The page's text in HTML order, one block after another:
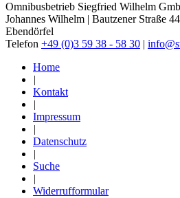
Omnibusbetrieb Siegfried Wilhelm
Johannes Wilhelm | Bautzener Straße
Ebendörfel
Telefon +49 (0)3 59 38 - 58 30 |
Home
|
Kontakt
|
Impressum
|
Datenschutz
|
Suche
|
Widerrufformular